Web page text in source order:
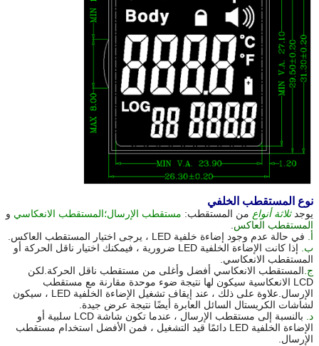
نوع المستقطب الخلفي
يوجد ثلاثة أنواع من المستقطب: مستقطب الإرسال؛المستقطب الانعكاسي و
المستقطب العاكس.
أ. في حالة عدم وجود إضاءة خلفية LED ، يرجى اختيار المستقطب العاكس.
ب.
إذا كانت الإضاءة الخلفية LED ضرورية ، فيمكنك اختيار ناقل الحركة أو
المستقطب الانعكاسي.
ج.المستقطب الانعكاسي أفضل وأغلى من مستقطب ناقل الحركة.لكن
LCD الانعكاسية سيكون لها نتيجة ضوء موحدة مقارنة مع مستقطب
الإرسال.علاوة على ذلك ، عند إيقاف تشغيل الإضاءة الخلفية LED ، سيكون
لشاشات الكريستال السائل العابرة أيضًا نتيجة عرض جيدة.
د.
بالنسبة إلى مستقطب الإرسال ، عندما تكون شاشة LCD سلبية أو
الإضاءة الخلفية LED دائمًا قيد التشغيل ، فمن الأفضل استخدام مستقطب
الإرسال.